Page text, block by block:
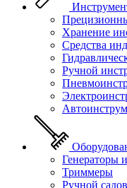
Хранение
Средства
Ручной
Генераторы
Триммеры
Ручной